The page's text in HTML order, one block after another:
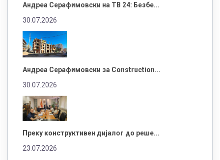
Андреа Серафимовски на ТВ 24: Безбе...
30.07.2026
Андреа Серафимовски за Construction...
30.07.2026
Преку конструктивен дијалог до реше...
23.07.2026